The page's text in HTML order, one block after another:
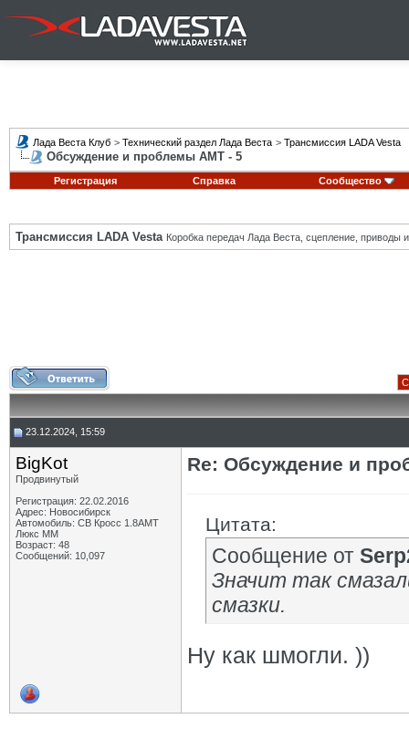
Лада Веста Клуб > Технический раздел Лада Веста > Трансмиссия LADA Vesta
Обсуждение и проблемы АМТ - 5
Регистрация Справка Сообщество
Трансмиссия LADA Vesta Коробка передач Лада Веста, сцепление, приводы и
23.12.2024, 15:59
BigKot
Продвинутый
Регистрация: 22.02.2016
Адрес: Новосибирск
Автомобиль: СВ Кросс 1.8АМТ
Люкс ММ
Возраст: 48
Сообщений: 10,097
Re: Обсуждение и
Цитата:
Сообщение от
Значит так
смазки.
Ну как шмогли. ))